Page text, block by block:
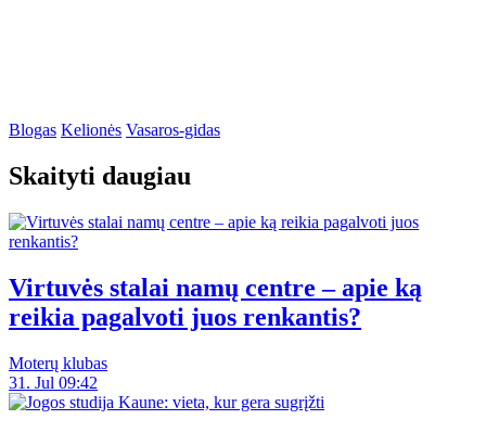
Blogas Kelionės Vasaros-gidas
Skaityti daugiau
Virtuvės stalai namų centre – apie ką
reikia pagalvoti juos renkantis?
Moterų klubas
31. Jul 09:42